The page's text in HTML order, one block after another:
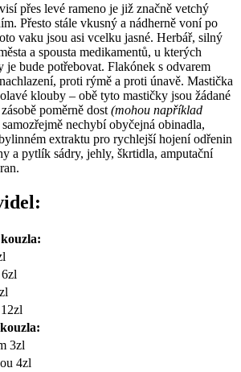
přes levé rameno je již značně vetchý
Přesto stále vkusný a nádherně voní po
vaku jsou asi vcelku jasné. Herbář, silný
a spousta medikamentů, u kterých
bude potřebovat. Flakónek s odvarem
proti rýmě a proti únavě. Mastička
klouby – obě tyto mastičky jsou žádané
poměrně dost (mohou například
samozřejmě nechybí obyčejná obinadla,
extraktu pro rychlejší hojení odřenin
a pytlík sádry, jehly, škrtidla, amputační
3zl
4zl